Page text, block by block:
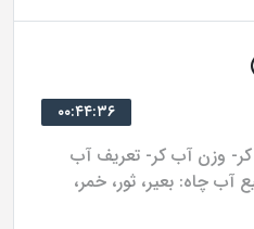
۰۰:۴۴:۳۶
وزن آب کر- تعریف آب
آب چاه: بعیر، ثور، خمر،